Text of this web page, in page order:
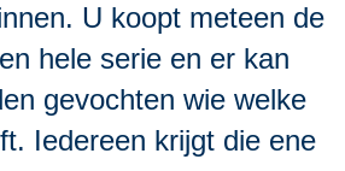
U koopt meteen de
hele serie en er kan
gevochten wie welke
Iedereen krijgt die ene